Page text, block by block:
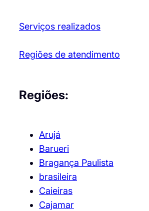
Serviços realizados
Regiões de atendimento
Regiões:
Arujá
Barueri
Bragança Paulista
brasileira
Caieiras
Cajamar